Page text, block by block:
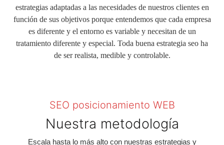
estrategias adaptadas a las necesidades de nuestros clientes en
función de sus objetivos porque entendemos que cada empresa
es diferente y el entorno es variable y necesitan de un
tratamiento diferente y especial. Toda buena estrategia seo ha
de ser realista, medible y controlable.
SEO posicionamiento WEB
Nuestra metodología
Escala hasta lo más alto con nuestras estrategias y